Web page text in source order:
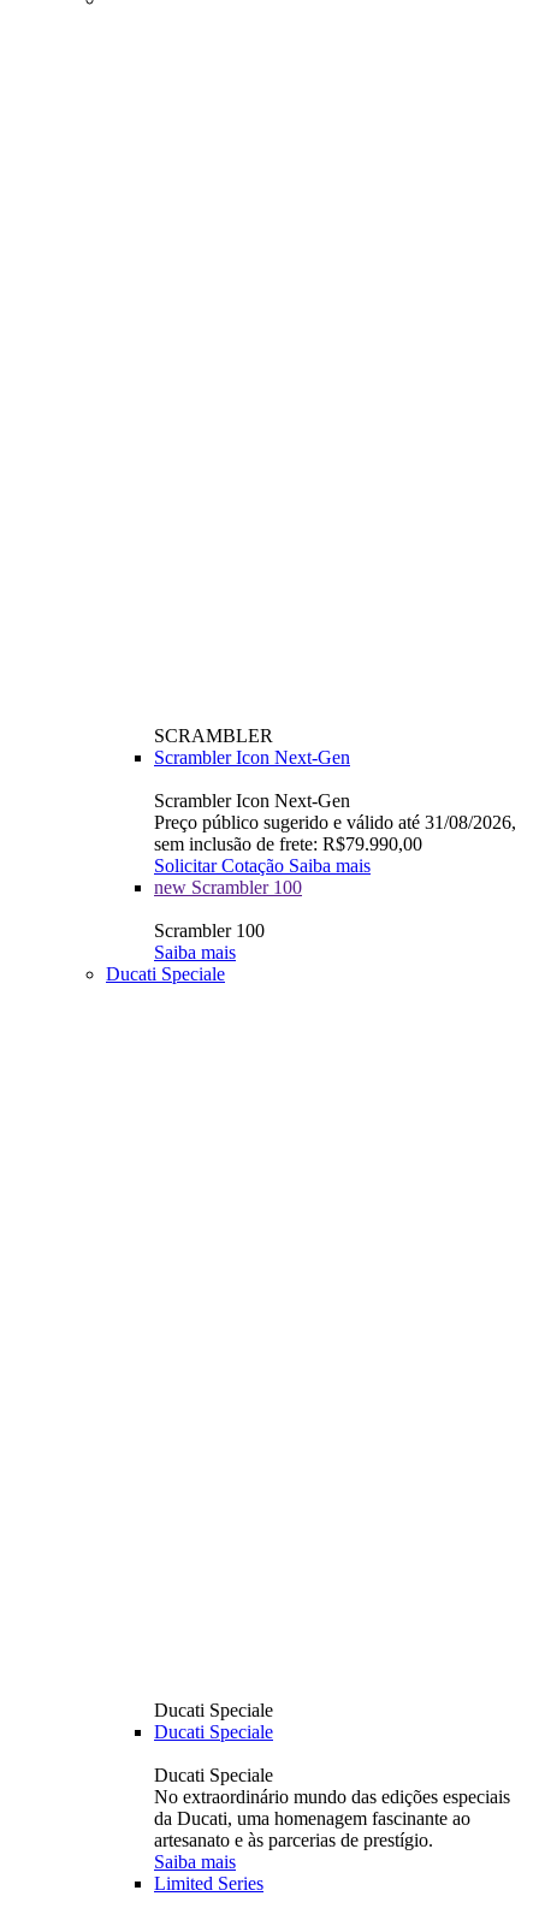
SCRAMBLER
Scrambler Icon Next-Gen
Scrambler Icon Next-Gen
Preço público sugerido e válido até 31/08/2026,
sem inclusão de frete: R$79.990,00
Solicitar Cotação Saiba mais
new Scrambler 100
Scrambler 100
Saiba mais
Ducati Speciale
Ducati Speciale
Ducati Speciale
Ducati Speciale
No extraordinário mundo das edições especiais
da Ducati, uma homenagem fascinante ao
artesanato e às parcerias de prestígio.
Saiba mais
Limited Series